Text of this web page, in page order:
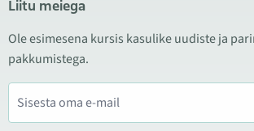
Liitu meiega
Ole esimesena kursis kasulike uudiste ja
pakkumistega.